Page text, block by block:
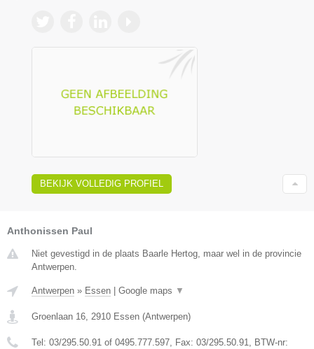
BEKIJK VOLLEDIG PROFIEL
Anthonissen Paul
Niet gevestigd in de plaats Baarle Hertog, maar wel in de provincie
Antwerpen.
Antwerpen » Essen Google maps ▼
Groenlaan 16, 2910 Essen (Antwerpen)
Tel: 03/295.50.91 of 0495.777.597, Fax: 03/295.50.91, BTW-nr: